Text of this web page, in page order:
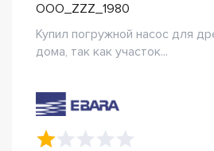
OOO_ZZZ_1980
Купил погружной насос для
дома, так как участок...